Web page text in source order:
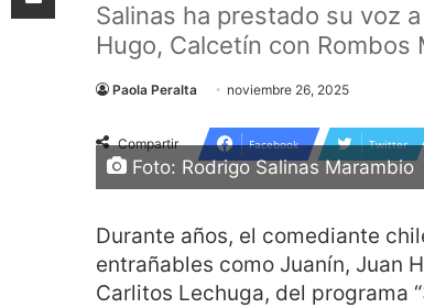
Salinas ha prestado su voz
Hugo, Calcetín con
Paola Peralta noviembre 26, 2025
Compartir Facebook Twitter
Foto: Rodrigo Salinas Marambio
Durante años, el comediante
entrañables como Juanín, Juan
Carlitos Lechuga, del programa